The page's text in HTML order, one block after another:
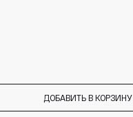
ДОБАВИТЬ В КОРЗИНУ